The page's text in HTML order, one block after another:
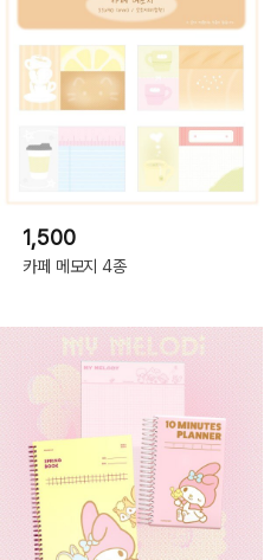
1,500
카페 메모지 4종